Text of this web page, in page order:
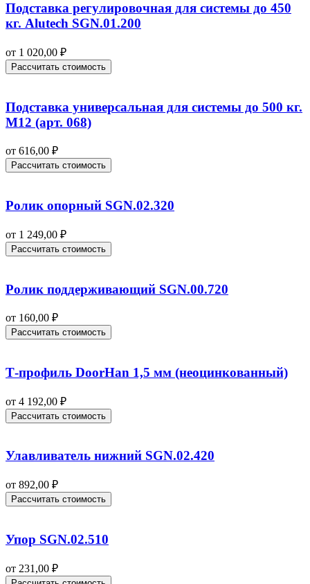
Подставка регулировочная для системы до 450
кг. Alutech SGN.01.200
от 1 020,00 ₽
Рассчитать стоимость
Подставка универсальная для системы до 500 кг.
М12 (арт. 068)
от 616,00 ₽
Рассчитать стоимость
Ролик опорный SGN.02.320
от 1 249,00 ₽
Рассчитать стоимость
Ролик поддерживающий SGN.00.720
от 160,00 ₽
Рассчитать стоимость
Т-профиль DoorHan 1,5 мм (неоцинкованный)
от 4 192,00 ₽
Рассчитать стоимость
Улавливатель нижний SGN.02.420
от 892,00 ₽
Рассчитать стоимость
Упор SGN.02.510
от 231,00 ₽